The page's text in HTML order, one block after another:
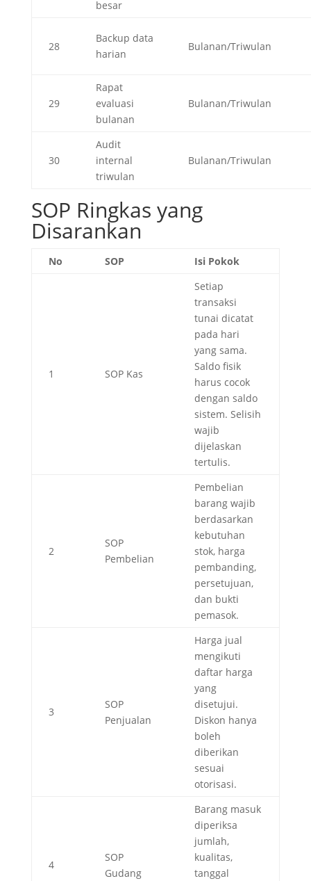
besar
28
Backup data
harian
Bulanan/Triwulan
29
Rapat
evaluasi
bulanan
Bulanan/Triwulan
30
Audit
internal
triwulan
Bulanan/Triwulan
SOP Ringkas yang
Disarankan
No SOP Isi Pokok
1 SOP Kas
Setiap
transaksi
tunai dicatat
pada hari
yang sama.
Saldo fisik
harus cocok
dengan saldo
sistem. Selisih
wajib
dijelaskan
tertulis.
2
SOP
Pembelian
Pembelian
barang wajib
berdasarkan
kebutuhan
stok, harga
pembanding,
persetujuan,
dan bukti
pemasok.
3
SOP
Penjualan
Harga jual
mengikuti
daftar harga
yang
disetujui.
Diskon hanya
boleh
diberikan
sesuai
otorisasi.
4
SOP
Gudang
Barang masuk
diperiksa
jumlah,
kualitas,
tanggal